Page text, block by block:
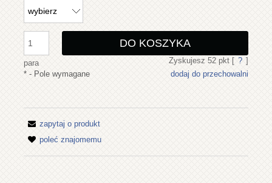
para
DO KOSZYKA
Zyskujesz 52pkt [ ? ]
dodaj do przechowalni
* - Pole wymagane
zapytaj o produkt
poleć znajomemu